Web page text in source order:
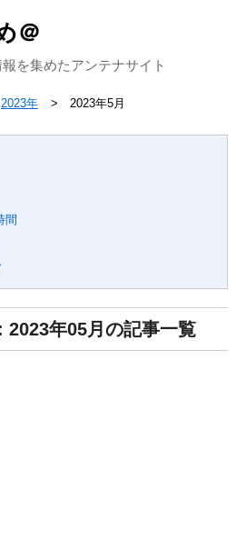
＠
を集めたアンテナサイト
2023年 2023年5月
間
2023年05月の記事一覧